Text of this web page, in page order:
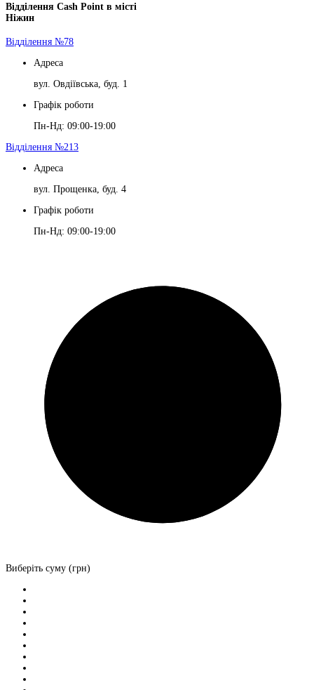
Відділення Cash Point в місті
Ніжин
Відділення №78
Адреса
вул. Овдіївська, буд. 1
Графік роботи
Пн-Нд: 09:00-19:00
Відділення №213
Адреса
вул. Прощенка, буд. 4
Графік роботи
Пн-Нд: 09:00-19:00
Виберіть суму (грн)